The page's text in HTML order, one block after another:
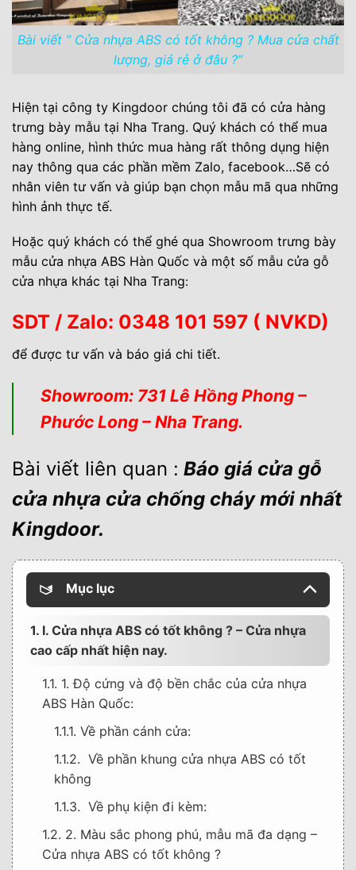
Bài viết ” Cửa nhựa ABS có tốt không ? Mua cửa chất
lượng, giá rẻ ở đâu ?”
Hiện tại công ty Kingdoor chúng tôi đã có cửa hàng
trưng bày mẫu tại Nha Trang. Quý khách có thể mua
hàng online, hình thức mua hàng rất thông dụng hiện
nay thông qua các phần mềm Zalo, facebook…Sẽ có
nhân viên tư vấn và giúp bạn chọn mẫu mã qua những
hình ảnh thực tế.
Hoặc quý khách có thể ghé qua Showroom trưng bày
mẫu cửa nhựa ABS Hàn Quốc và một số mẫu cửa gỗ
cửa nhựa khác tại Nha Trang:
SDT / Zalo: 0348 101 597 ( NVKD)
để được tư vấn và báo giá chi tiết.
Showroom: 731 Lê Hồng Phong –
Phước Long – Nha Trang.
Bài viết liên quan : Báo giá cửa gỗ
cửa nhựa cửa chống cháy mới nhất
Kingdoor.
Mục lục
1. I. Cửa nhựa ABS có tốt không ? – Cửa nhựa
cao cấp nhất hiện nay.
1.1. 1. Độ cứng và độ bền chắc của cửa nhựa
ABS Hàn Quốc:
1.1.1. Về phần cánh cửa:
1.1.2. Về phần khung cửa nhựa ABS có tốt
không
1.1.3. Về phụ kiện đi kèm:
1.2. 2. Màu sắc phong phú, mẫu mã đa dạng –
Cửa nhựa ABS có tốt không ?